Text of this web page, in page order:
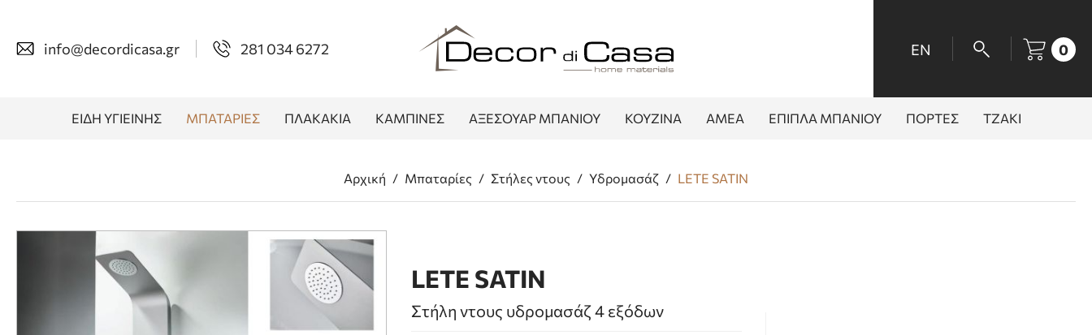
info@decordicasa.gr 281 034 6272 EN 0
ΕΙΔΗ ΥΓΙΕΙΝΗΣ ΜΠΑΤΑΡΙΕΣ ΠΛΑΚΑΚΙΑ ΚΑΜΠΙΝΕΣ ΑΞΕΣΟΥΑΡ ΜΠΑΝΙΟΥ ΚΟΥΖΙΝΑ ΑΜΕΑ ΕΠΙΠΛΑ ΜΠΑΝΙΟΥ ΠΟΡΤΕΣ ΤΖΑΚΙ
Αρχική / Μπαταρίες / Στήλες ντους / Υδρομασάζ / LETE SATIN
LETE SATIN
Στήλη ντους υδρομασάζ 4 εξόδων